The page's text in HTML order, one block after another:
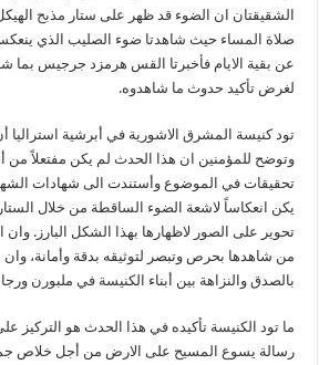
الشقيقتان ان الضوء قد ظهر على ستار مذبح
صلاة المساء حيث شاهدتا ضوء الصليب الذي
عن بقية الايام فأخبرتا القس هرمزد جرجيس بما
لغرض تأكيد حدوث ما شاهدوه.
تود كنيسة المشرق الاشورية في أبرشية استراليا
وتوضح للمؤمنين ان هذا الحدث لم يكن مفتعلاً من
تحقيقات في الموضوع وأستندت الى شهادات
يكن انعكاساً لاشعة الضوء الساقطة من خلال
تحوير على الصور لاظهارها بهذا الشكل البارز.
من شاهدها بحرص وتبصر لتوثيقه بدقة وأمانة، وان
بالصدق والنزاهة بين أبناء الكنيسة في ملبورن
ما تود الكنيسة تأكيده في هذا الحدث هو التركيز
رسالة يسوع المسيح على الارض من أجل خلاص